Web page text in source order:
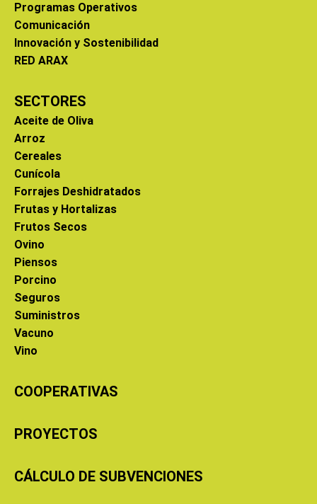
Programas Operativos
Comunicación
Innovación y Sostenibilidad
RED ARAX
SECTORES
Aceite de Oliva
Arroz
Cereales
Cunícola
Forrajes Deshidratados
Frutas y Hortalizas
Frutos Secos
Ovino
Piensos
Porcino
Seguros
Suministros
Vacuno
Vino
COOPERATIVAS
PROYECTOS
CÁLCULO DE SUBVENCIONES